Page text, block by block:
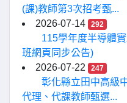
(課)教師第3次招考甄...
2026-07-14
292
115學年度半導體
班網頁同步公告)
2026-07-22
247
彰化縣立田中高級
代理、代課教師甄選...